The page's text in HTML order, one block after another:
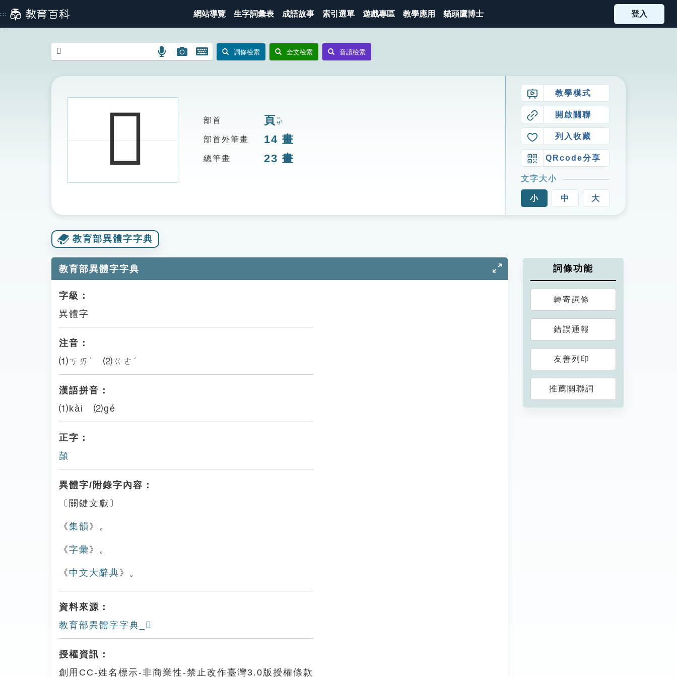
到
主
::: 網站導覽 生字詞彙表 成語故事 索引選單 遊戲專區 教學應用 貓頭鷹博士 登入
:::
語
搜
圖
圖
搜
開
鍵
詞條檢索 全文檢索 音讀檢索
𩕭 部首 頁ㄧㄝˋ
部首外筆畫 14 畫
總筆畫 23 畫
教學模式
開啟關聯
列入收藏
QRcode分享
文字大小
小 中 大
教育部異體字字典
教育部異體字字典
字級：
異體字
注音：
⑴ㄎㄞˋ ⑵ㄍㄜˊ
漢語拼音：
⑴kài ⑵gé
正字：
䫦
異體字/附錄字內容：
〔關鍵文獻〕
《集韻 》。
《字彙 》。
《 中文大辭典 》。
資料來源：
教育部異體字字典_𩕭
授權資訊：
創用CC-姓名標示-非商業性-禁止改作臺灣3.0版授權條款
詞條功能
轉寄詞條
錯誤通報
友善列印
推薦關聯詞